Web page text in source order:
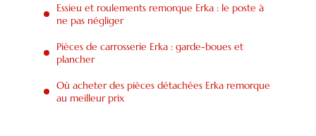
Essieu et roulements remorque Erka : le poste à
ne pas négliger
Pièces de carrosserie Erka : garde-boues et
plancher
Où acheter des pièces détachées Erka remorque
au meilleur prix